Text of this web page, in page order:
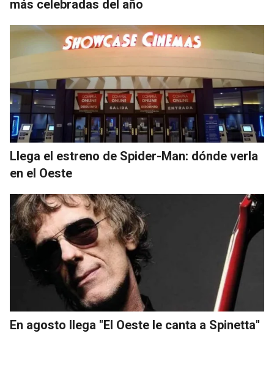
más celebradas del año
Llega el estreno de Spider-Man: dónde verla
en el Oeste
En agosto llega "El Oeste le canta a Spinetta"